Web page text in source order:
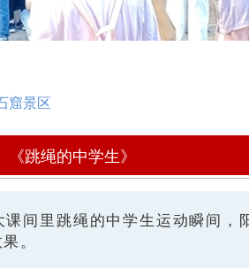
窟景区
《跳绳的中学生》
间里跳绳的中学生运动瞬间，
。